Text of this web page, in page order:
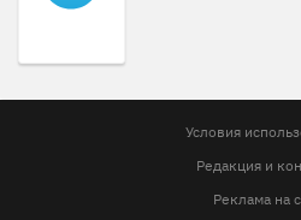
Условия
Редакция и
Реклама на